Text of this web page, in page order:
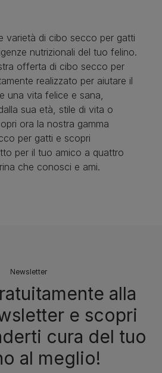
varietà di cibo secco per gatti
nutrizionali del tuo felino.
offerta di cibo secco per
realizzato per aiutare il
una vita felice e sana,
sua età, stile di vita o
ora la nostra gamma
per gatti e scopri
per il tuo amico a quattro
che conosci e ami.
Newsletter
alla
e scopri
cura del tuo
al meglio!